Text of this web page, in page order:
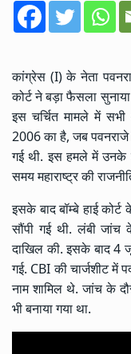
कांग्रेस (I) के नेता
कोर्ट ने बड़ा फैसला
इस चर्चित मामले में
2006 का है, जब पवनराजे
गई थी. इस हमले में उनके
समय महाराष्ट्र की
इसके बाद बॉम्बे हाई
सौंपी गई थी. लंबी
दाखिल की. इसके बाद 4
गई. CBI की चार्जशीट में
नाम शामिल थे. जांच के
भी बनाया गया था.